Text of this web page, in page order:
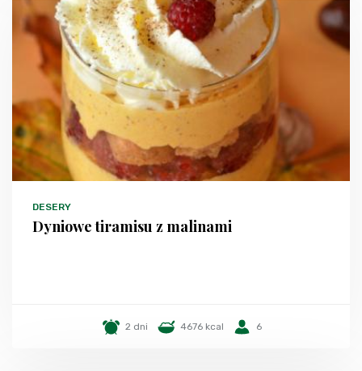
DESERY
Dyniowe tiramisu z malinami
2 dni 4676 kcal 6